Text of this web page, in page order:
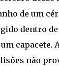
de um
dentro
capacete.
não